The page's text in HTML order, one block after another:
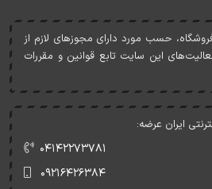
حسب مورد دارای مجوزهای لازم از
اين سايت تابع قوانين و مقررات
ایران عرضه:
۰۴۱۴۲۲۷۳۷۸۱
۰۹۲۱۶۴۲۶۳۸۴